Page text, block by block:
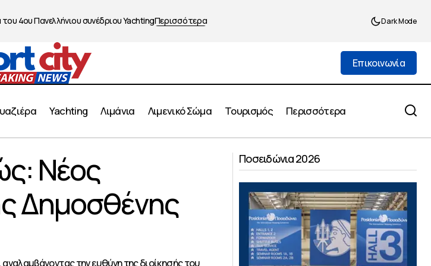
4ου Πανελλήνιου συνέδριου YachtingΠερισσότερα Dark Mode
Επικοινωνία
Yachting Λιμάνια Λιμενικό Σώμα Τουρισμός Περισσότερα
Πρύτανης ο Καθηγητής Δημοσθένης Κυριαζής
μείωση των τιμών στα τρόφιμα
Νέος
Δημοσθένης
την ευθύνη της διοίκησής του
Ποσειδώνια 2026